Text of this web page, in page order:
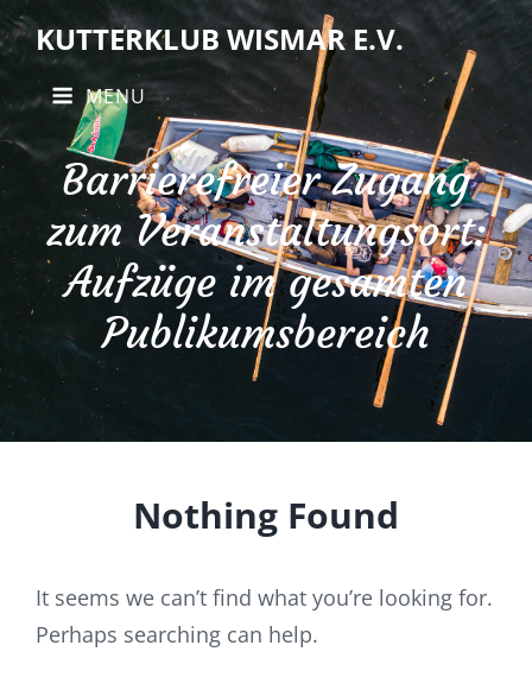
KUTTERKLUB WISMAR E.V.
MENU
Barrierefreier Zugang
zum Veranstaltungsort:
Aufzüge im gesamten
Publikumsbereich
Nothing Found
It seems we can’t find what you’re looking for.
Perhaps searching can help.